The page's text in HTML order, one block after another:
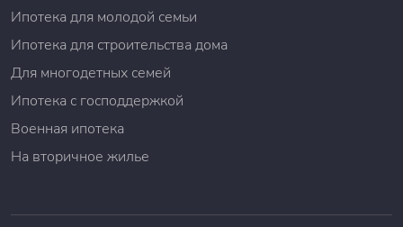
Ипотека для молодой семьи
Ипотека для строительства дома
Для многодетных семей
Ипотека с господдержкой
Военная ипотека
На вторичное жилье